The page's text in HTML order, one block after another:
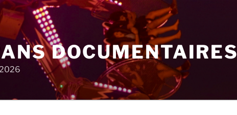
DOCUMENTAIRES